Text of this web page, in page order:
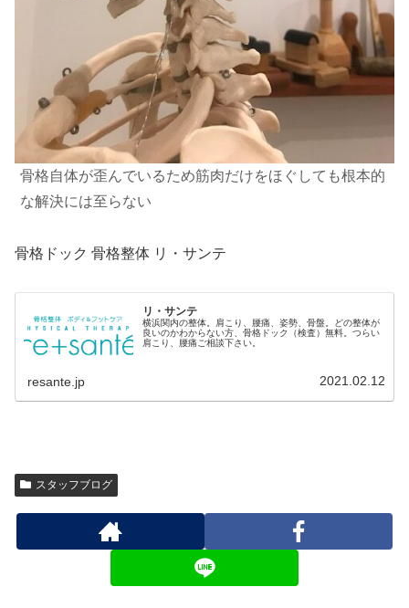
骨格自体が歪んでいるため筋肉だけをほぐしても根本的
な解決には至らない
骨格ドック 骨格整体 リ・サンテ
リ・サンテ
横浜関内の整体。肩こり、腰痛、姿勢、骨盤。どの整体が
良いのかわからない方、骨格ドック（検査）無料。つらい
肩こり、腰痛ご相談下さい。
resante.jp 2021.02.12
スタッフブログ